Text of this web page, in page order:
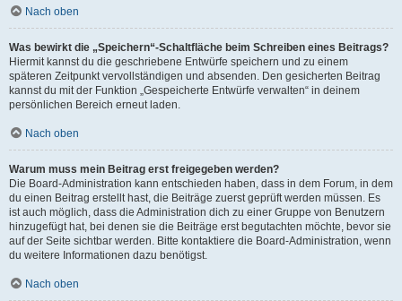
Nach oben
Was bewirkt die „Speichern“-Schaltfläche beim Schreiben eines Beitrags?
Hiermit kannst du die geschriebene Entwürfe speichern und zu einem
späteren Zeitpunkt vervollständigen und absenden. Den gesicherten Beitrag
kannst du mit der Funktion „Gespeicherte Entwürfe verwalten“ in deinem
persönlichen Bereich erneut laden.
Nach oben
Warum muss mein Beitrag erst freigegeben werden?
Die Board-Administration kann entschieden haben, dass in dem Forum, in dem
du einen Beitrag erstellt hast, die Beiträge zuerst geprüft werden müssen. Es
ist auch möglich, dass die Administration dich zu einer Gruppe von Benutzern
hinzugefügt hat, bei denen sie die Beiträge erst begutachten möchte, bevor sie
auf der Seite sichtbar werden. Bitte kontaktiere die Board-Administration, wenn
du weitere Informationen dazu benötigst.
Nach oben